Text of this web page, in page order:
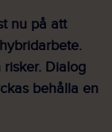
nu på att
Dialog
behålla en